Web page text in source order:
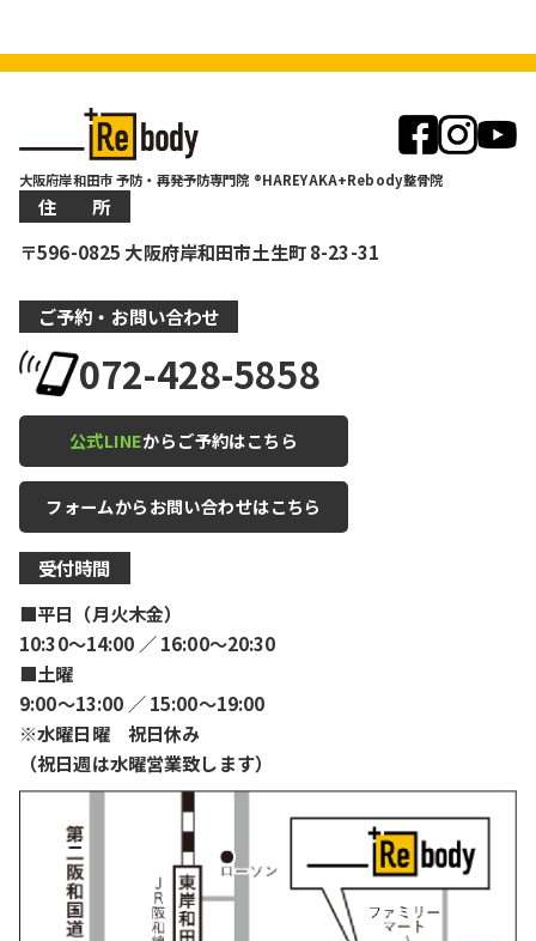
大阪府岸和田市 予防・再発予防専門院 ®HAREYAKA+Rebody整骨院
住 所
〒596-0825 大阪府岸和田市土生町 8-23-31
ご予約・お問い合わせ
072-428-5858
公式LINEからご予約はこちら
フォームからお問い合わせはこちら
受付時間
■平日（月火木金）
10:30〜14:00 ／ 16:00〜20:30
■土曜
9:00〜13:00 ／ 15:00〜19:00
※水曜日曜 祝日休み
（祝日週は水曜営業致します）